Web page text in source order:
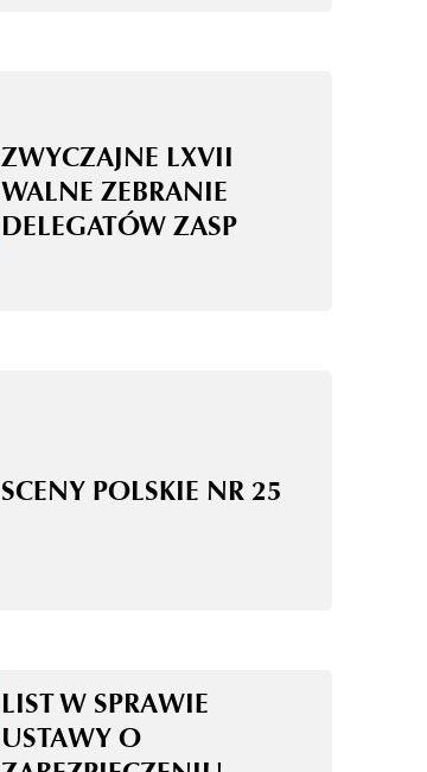
ZWYCZAJNE LXVII
WALNE ZEBRANIE
DELEGATÓW ZASP
SCENY POLSKIE NR 25
LIST W SPRAWIE
USTAWY O